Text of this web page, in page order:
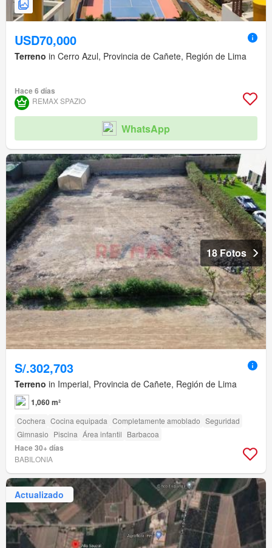
USD70,000
Terreno in Cerro Azul, Provincia de Cañete, Región de Lima
Hace 6 días
REMAX SPAZIO
WhatsApp
18 Fotos
S/.302,703
Terreno in Imperial, Provincia de Cañete, Región de Lima
1,060 m²
Cochera Cocina equipada Completamente amoblado Seguridad
Gimnasio Piscina Área infantil Barbacoa
Hace 30+ días
BABILONIA
Actualizado